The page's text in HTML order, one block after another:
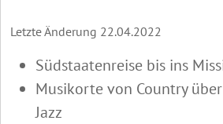
Letzte Änderung 22.04.2022
Südstaatenreise bis ins
Musikorte von Country
Jazz